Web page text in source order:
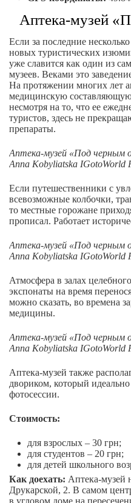
Аптека-музей
Если за последние
новых туристических
уже славится как один из
музеев. Веками это
На протяжении многих лет
медицинскую
несмотря на то, что ее
туристов, здесь не
препараты.
Аптека-музей «Под черным
Anna Kobyliatska IGotoWorld
Если путешественники с
всевозможные колбочки,
то местные горожане
прописал. Работает
Аптека-музей «Под черным
Anna Kobyliatska IGotoWorld
Атмосфера в залах
экспонаты на время
можно сказать, во времена
медицины.
Аптека-музей «Под черным
Anna Kobyliatska IGotoWorld
Аптека-музей также
двориком, который
фотосессии.
Стоимость:
для взрослых – 30 грн;
для студентов – 20 грн;
для детей школьного
Как доехать: Аптека-музей
Друкарской, 2. В самом
в угловом доме на